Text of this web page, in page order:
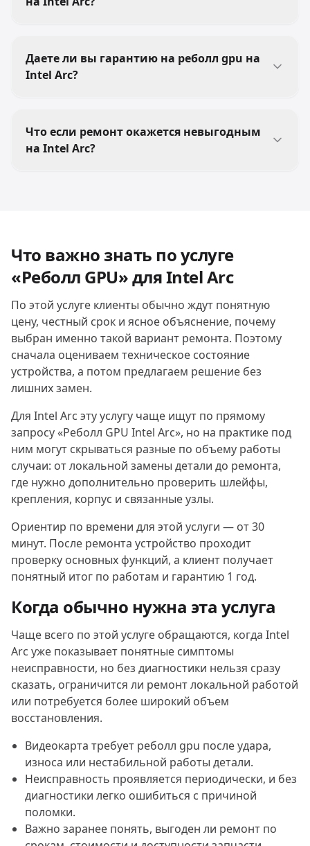
Даете ли вы гарантию на реболл gpu на
Intel Arc?
Что если ремонт окажется невыгодным
на Intel Arc?
Что важно знать по услуге
«Реболл GPU» для Intel Arc
По этой услуге клиенты обычно ждут понятную
цену, честный срок и ясное объяснение, почему
выбран именно такой вариант ремонта. Поэтому
сначала оцениваем техническое состояние
устройства, а потом предлагаем решение без
лишних замен.
Для Intel Arc эту услугу чаще ищут по прямому
запросу «Реболл GPU Intel Arc», но на практике под
ним могут скрываться разные по объему работы
случаи: от локальной замены детали до ремонта,
где нужно дополнительно проверить шлейфы,
крепления, корпус и связанные узлы.
Ориентир по времени для этой услуги — от 30
минут. После ремонта устройство проходит
проверку основных функций, а клиент получает
понятный итог по работам и гарантию 1 год.
Когда обычно нужна эта услуга
Чаще всего по этой услуге обращаются, когда Intel
Arc уже показывает понятные симптомы
неисправности, но без диагностики нельзя сразу
сказать, ограничится ли ремонт локальной работой
или потребуется более широкий объем
восстановления.
Видеокарта требует реболл gpu после удара,
износа или нестабильной работы детали.
Неисправность проявляется периодически, и без
диагностики легко ошибиться с причиной
поломки.
Важно заранее понять, выгоден ли ремонт по